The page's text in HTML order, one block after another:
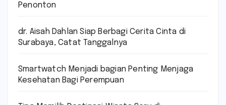
Penonton
dr. Aisah Dahlan Siap Berbagi Cerita Cinta di
Surabaya, Catat Tanggalnya
Smartwatch Menjadi bagian Penting Menjaga
Kesehatan Bagi Perempuan